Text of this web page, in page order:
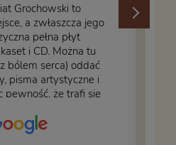
Grochowski to
a zwłaszcza jego
pełna płyt
i CD. Można tu
bólem serca) oddać
pisma artystyczne i
pewność, że trafi się
w trakcie
Część oddaliśmy